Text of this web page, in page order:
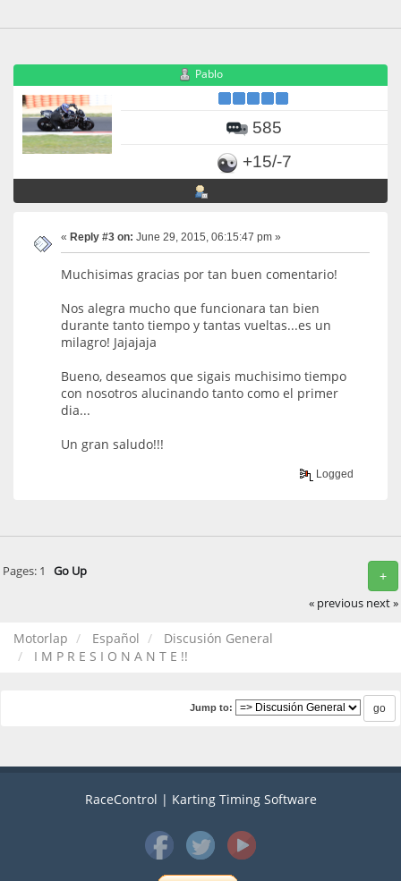
Pablo
585
+15/-7
« Reply #3 on: June 29, 2015, 06:15:47 pm »
Muchisimas gracias por tan buen comentario!
Nos alegra mucho que funcionara tan bien
durante tanto tiempo y tantas vueltas...es un
milagro! Jajajaja
Bueno, deseamos que sigais muchisimo tiempo
con nosotros alucinando tanto como el primer
dia...
Un gran saludo!!!
Logged
+
Pages: 1 Go Up
« previous next »
Motorlap Español
Discusión General
I M P R E S I O N A N T E !!
Jump to:
RaceControl | Karting Timing Software